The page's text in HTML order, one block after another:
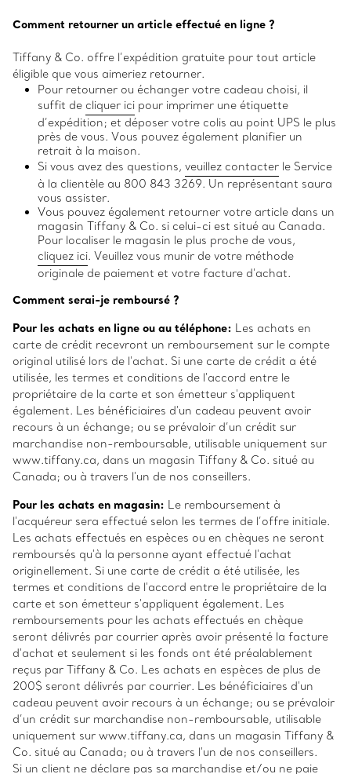
Comment retourner un article effectué en ligne ?
Tiffany & Co. offre l’expédition gratuite pour tout article
éligible que vous aimeriez retourner.
Pour retourner ou échanger votre cadeau choisi, il
suffit de cliquer ici pour imprimer une étiquette
d’expédition; et déposer votre colis au point UPS le plus
près de vous. Vous pouvez également planifier un
retrait à la maison.
Si vous avez des questions, veuillez contacter le Service
à la clientèle au 800 843 3269. Un représentant saura
vous assister.
Vous pouvez également retourner votre article dans un
magasin Tiffany & Co. si celui-ci est situé au Canada.
Pour localiser le magasin le plus proche de vous,
cliquez ici. Veuillez vous munir de votre méthode
originale de paiement et votre facture d'achat.
Comment serai-je remboursé ?
Pour les achats en ligne ou au téléphone: Les achats en
carte de crédit recevront un remboursement sur le compte
original utilisé lors de l'achat. Si une carte de crédit a été
utilisée, les termes et conditions de l'accord entre le
propriétaire de la carte et son émetteur s'appliquent
également. Les bénéficiaires d'un cadeau peuvent avoir
recours à un échange; ou se prévaloir d’un crédit sur
marchandise non-remboursable, utilisable uniquement sur
www.tiffany.ca, dans un magasin Tiffany & Co. situé au
Canada; ou à travers l'un de nos conseillers.
Pour les achats en magasin: Le remboursement à
l'acquéreur sera effectué selon les termes de l’offre initiale.
Les achats effectués en espèces ou en chèques ne seront
remboursés qu'à la personne ayant effectué l'achat
originellement. Si une carte de crédit a été utilisée, les
termes et conditions de l'accord entre le propriétaire de la
carte et son émetteur s'appliquent également. Les
remboursements pour les achats effectués en chèque
seront délivrés par courrier après avoir présenté la facture
d'achat et seulement si les fonds ont été préalablement
reçus par Tiffany & Co. Les achats en espèces de plus de
200$ seront délivrés par courrier. Les bénéficiaires d'un
cadeau peuvent avoir recours à un échange; ou se prévaloir
d’un crédit sur marchandise non-remboursable, utilisable
uniquement sur www.tiffany.ca, dans un magasin Tiffany &
Co. situé au Canada; ou à travers l'un de nos conseillers.
Si un client ne déclare pas sa marchandise et/ou ne paie